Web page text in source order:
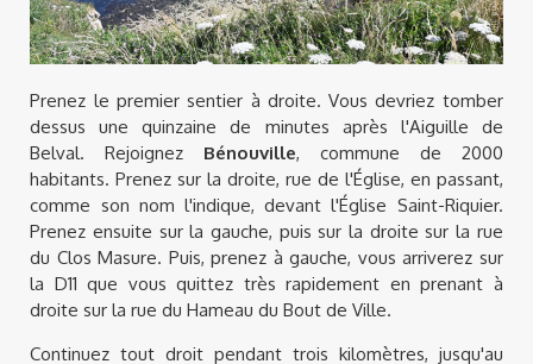
Prenez le premier sentier à droite. Vous devriez tomber
dessus une quinzaine de minutes après l'Aiguille de
Belval. Rejoignez Bénouville, commune de 2000
habitants. Prenez sur la droite, rue de l'Église, en passant,
comme son nom l'indique, devant l'Église Saint-Riquier.
Prenez ensuite sur la gauche, puis sur la droite sur la rue
du Clos Masure. Puis, prenez à gauche, vous arriverez sur
la D11 que vous quittez très rapidement en prenant à
droite sur la rue du Hameau du Bout de Ville.
Continuez tout droit pendant trois kilomètres, jusqu'au